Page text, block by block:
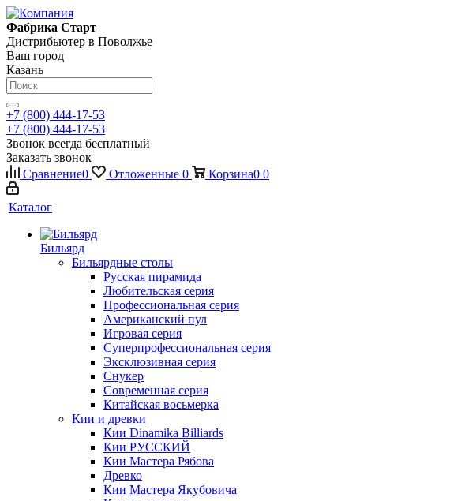
Фабрика Старт
Дистрибьютер в Поволжье
Ваш город
Казань
+7 (800) 444-17-53
+7 (800) 444-17-53
Звонок всегда бесплатный
Заказать звонок
Сравнение0 Отложенные 0 Корзина0 0
Каталог
Бильярд
Бильярдные столы
Русская пирамида
Любительская серия
Профессиональная серия
Американский пул
Игровая серия
Суперпрофессиональная серия
Эксклюзивная серия
Снукер
Современная серия
Китайская восьмерка
Кии и древки
Кии Dinamika Billiards
Кии РУССКИЙ
Кии Мастера Рябова
Древко
Кии Мастера Якубовича